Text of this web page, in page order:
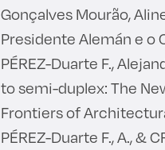
Gonçalves Mourão,
Presidente Alemán e o
PÉREZ-Duarte F.,
to semi-duplex: The
Frontiers of
PÉREZ-Duarte F., A., &